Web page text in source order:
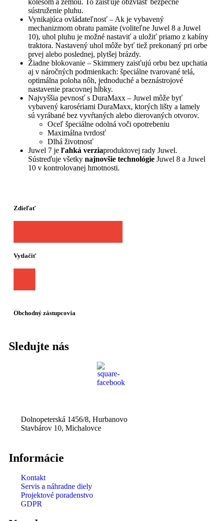
sústruženie pluhu.
Vynikajúca ovládateľnosť – Ak je vybavený
mechanizmom obratu pamäte (voliteľne Juwel 8 a Juwel
10), uhol pluhu je možné nastaviť a uložiť priamo z kabíny
traktora. Nastavený uhol môže byť tiež prekonaný pri orbe
prvej alebo poslednej, plytšej brázdy.
Žiadne blokovanie – Skimmery zaisťujú orbu bez upchatia
aj v náročných podmienkach: špeciálne tvarované telá,
optimálna poloha nôh, jednoduché a beznástrojové
nastavenie pracovnej hĺbky.
Najvyššia pevnosť s DuraMaxx – Juwel môže byť
vybavený karosériami DuraMaxx, ktorých lišty a lamely
sú vyrábané bez vyvŕtaných alebo dierovaných otvorov.
Oceľ špeciálne odolná voči opotrebeniu
Maximálna tvrdosť
Dlhá životnosť
Juwel 7 je ľahká verziaproduktovej rady Juwel.
Sústreďuje všetky najnovšie technológie Juwel 8 a Juwel
10 v kontrolovanej hmotnosti.
Zdieľať
Vytlačiť
Obchodný zástupcovia
Sledujte nás
Dolnopeterská 1456/8, Hurbanovo
Stavbárov 10, Michalovce
Informácie
Kontakt
Servis a náhradne diely
Projektové poradenstvo
GDPR